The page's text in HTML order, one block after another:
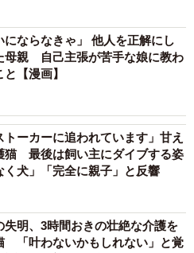
、「運転士さん」。タカラト
車が大好きな子どもたちにと
の思い描く世界で”憧れ”を自由
のおもちゃ」なのです。
々の声と反応によって憧れに
な未来を形にしていくの
物語は、まだまだ続きま
にならなきゃ」 他人を正解にし
母親 自己主張が苦手な娘に教わ
【漫画】
トーカーに追われています」甘え
猫 最後は飼い主にダイブする姿
く犬」「完全に親子」と反響
失明、3時間おきの壮絶な介護を
「叶わないかもしれない」と覚